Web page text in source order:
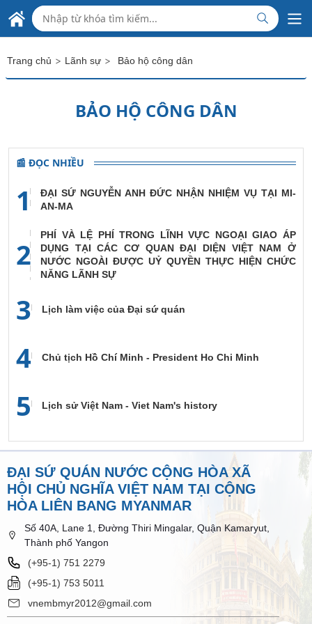
Skip to Main Content
ĐẠI SỨ QUÁN VIỆT NAM
TẠI CỘNG HÒA LIÊN BANG MYANMAR
Trang chủ > Lãnh sự > Bảo hộ công dân
BẢO HỘ CÔNG DÂN
📰 ĐỌC NHIỀU
1
ĐẠI SỨ NGUYỄN ANH ĐỨC NHẬN NHIỆM VỤ TẠI MI-
AN-MA
2
PHÍ VÀ LỆ PHÍ TRONG LĨNH VỰC NGOẠI GIAO ÁP
DỤNG TẠI CÁC CƠ QUAN ĐẠI DIỆN VIỆT NAM Ở
NƯỚC NGOÀI ĐƯỢC UỶ QUYỀN THỰC HIỆN CHỨC
NĂNG LÃNH SỰ
3 Lịch làm việc của Đại sứ quán
4 Chủ tịch Hồ Chí Minh - President Ho Chi Minh
5 Lịch sử Việt Nam - Viet Nam's history
ĐẠI SỨ QUÁN NƯỚC CỘNG HÒA XÃ
HỘI CHỦ NGHĨA VIỆT NAM TẠI CỘNG
HÒA LIÊN BANG MYANMAR
Số 40A, Lane 1, Đường Thiri Mingalar, Quận Kamaryut,
Thành phố Yangon
(+95-1) 751 2279​​
(+95-1) 753 5011
vnembmyr2012@gmail.com